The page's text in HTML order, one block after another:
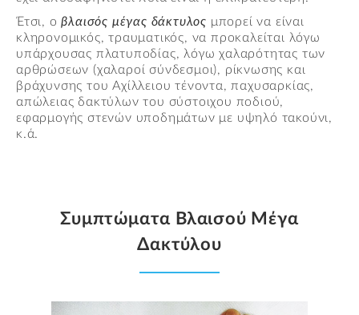
Έτσι, οβλαισός μέγας δάκτυλος μπορεί να είναι
κληρονομικός, τραυματικός, να προκαλείται λόγω
υπάρχουσας πλατυποδίας, λόγω χαλαρότητας των
αρθρώσεων (χαλαροί σύνδεσμοι), ρίκνωσης και
βράχυνσης του Αχίλλειου τένοντα, παχυσαρκίας,
απώλειας δακτύλων του σύστοιχου ποδιού,
εφαρμογής στενών υποδημάτων με υψηλό τακούνι,
κ.ά.
Συμπτώματα Βλαισού Μέγα
Δακτύλου